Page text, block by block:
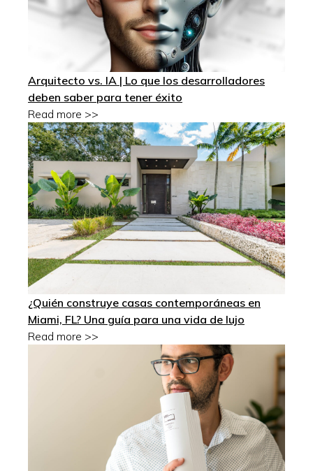
Arquitecto vs. IA | Lo que los desarrolladores
deben saber para tener éxito
Read more >>
¿Quién construye casas contemporáneas en
Miami, FL? Una guía para una vida de lujo
Read more >>